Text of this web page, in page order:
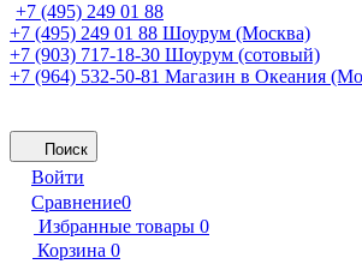
+7 (495) 249 01 88
+7 (495) 249 01 88 Шоурум (Москва)
+7 (903) 717-18-30 Шоурум (сотовый)
+7 (964) 532-50-81 Магазин в Океания
Поиск
Войти
Сравнение0
Избранные товары 0
Корзина 0